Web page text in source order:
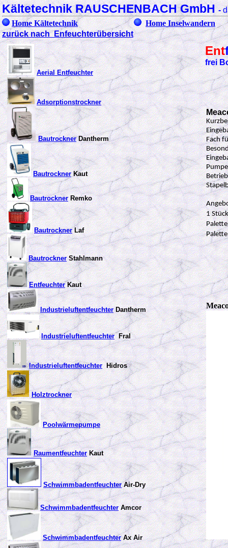
Kältetechnik RAUSCHENBACH GmbH-
Home Kältetechnik
Home Inselwandern
zurück nach Enfeuchterübersicht
Aerial Entfeuchter
Adsorptionstrockner
BautrocknerDantherm
BautrocknerKaut
BautrocknerRemko
BautrocknerLaf
Bautrockner Stahlmann
EntfeuchterKaut
IndustrieluftentfeuchterDantherm
IndustrieluftentfeuchterFral
IndustrieluftentfeuchterHidros
Holztrockner
Poolwärmepumpe
RaumentfeuchterKaut
SchwimmbadentfeuchterAir-Dry
SchwimmbadentfeuchterAmcor
SchwimmbadentfeuchterAx Air
Ent
frei
Fach
1